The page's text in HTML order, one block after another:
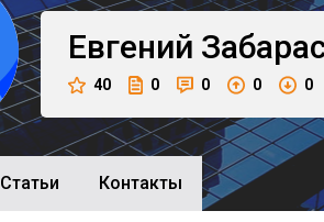
Евгений
40 0 0 0 0
Cтатьи Контакты